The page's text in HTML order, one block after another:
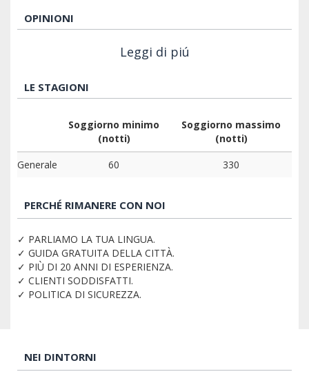
OPINIONI
Leggi di piú
LE STAGIONI
Soggiorno minimo
(notti)
Soggiorno massimo
(notti)
Generale
60 330
PERCHÉ RIMANERE CON NOI
✓ PARLIAMO LA TUA LINGUA.
✓ GUIDA GRATUITA DELLA CITTÀ.
✓ PIÙ DI 20 ANNI DI ESPERIENZA.
✓ CLIENTI SODDISFATTI.
✓ POLITICA DI SICUREZZA.
NEI DINTORNI